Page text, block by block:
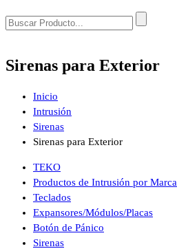
Sirenas para Exterior
Inicio
Intrusión
Sirenas
Sirenas para Exterior
TEKO
Productos de Intrusión por Marca
Teclados
Expansores/Módulos/Placas
Botón de Pánico
Sirenas